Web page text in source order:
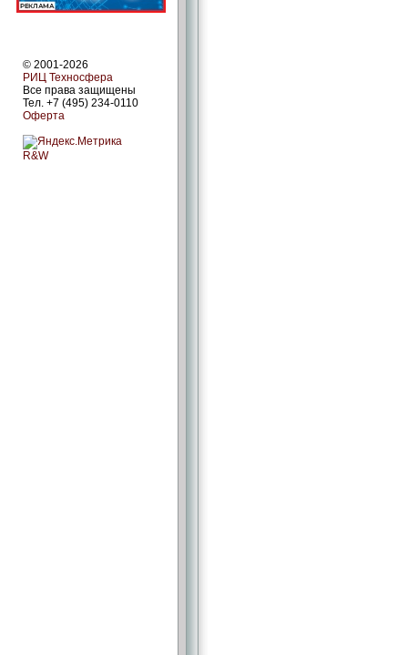
© 2001-2026
РИЦ Техносфера
Все права защищены
Тел. +7 (495) 234-0110
Оферта
R&W